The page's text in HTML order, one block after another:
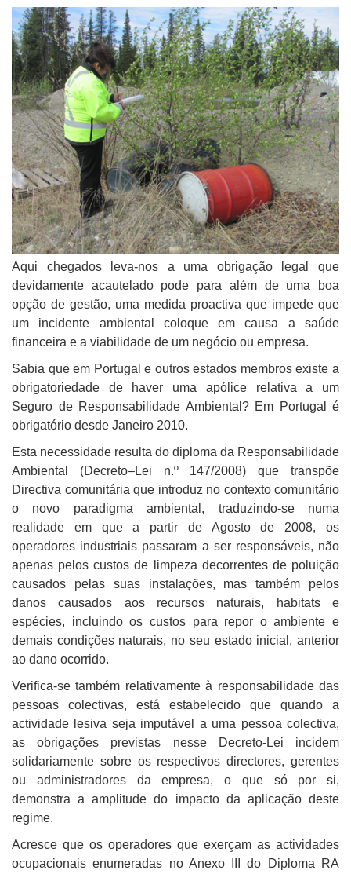
Aqui chegados leva-nos a uma obrigação legal que
devidamente acautelado pode para além de uma boa
opção de gestão, uma medida proactiva que impede que
um incidente ambiental coloque em causa a saúde
financeira e a viabilidade de um negócio ou empresa.
Sabia que em Portugal e outros estados membros existe a
obrigatoriedade de haver uma apólice relativa a um
Seguro de Responsabilidade Ambiental? Em Portugal é
obrigatório desde Janeiro 2010.
Esta necessidade resulta do diploma da Responsabilidade
Ambiental (Decreto–Lei n.º 147/2008) que transpõe
Directiva comunitária que introduz no contexto comunitário
o novo paradigma ambiental, traduzindo-se numa
realidade em que a partir de Agosto de 2008, os
operadores industriais passaram a ser responsáveis, não
apenas pelos custos de limpeza decorrentes de poluição
causados pelas suas instalações, mas também pelos
danos causados aos recursos naturais, habitats e
espécies, incluindo os custos para repor o ambiente e
demais condições naturais, no seu estado inicial, anterior
ao dano ocorrido.
Verifica-se também relativamente à responsabilidade das
pessoas colectivas, está estabelecido que quando a
actividade lesiva seja imputável a uma pessoa colectiva,
as obrigações previstas nesse Decreto-Lei incidem
solidariamente sobre os respectivos directores, gerentes
ou administradores da empresa, o que só por si,
demonstra a amplitude do impacto da aplicação deste
regime.
Acresce que os operadores que exerçam as actividades
ocupacionais enumeradas no Anexo III do Diploma RA